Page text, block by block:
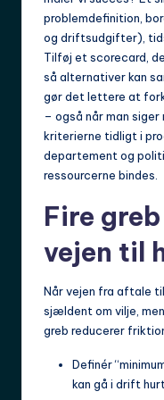
problemdefinition,
og driftsudgifter),
Tilføj et scorecard,
så alternativer kan
gør det lettere at
– også når man
kriterierne tidligt i
departement og
ressourcerne bindes.
Fire
vejen til
Når vejen fra aftale
sjældent om vilje,
greb reducerer
Definér
kan gå i drift